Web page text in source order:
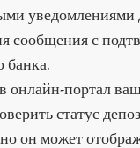
уведомлениями
сообщения с
банка.
онлайн-портал
статус
он может